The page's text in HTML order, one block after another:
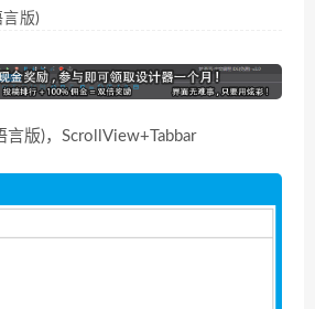
版)
版)，ScrollView+Tabbar